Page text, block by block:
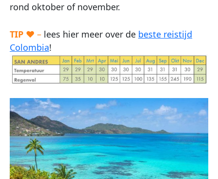
rond oktober of november.
TIP ♥ – lees hier meer over de beste reistijd
Colombia!